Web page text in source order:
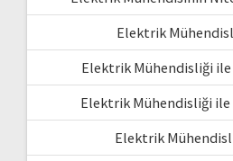
Elektrik
Elektrik Mühendisliği
Elektrik Mühendisliği ile
Elektrik